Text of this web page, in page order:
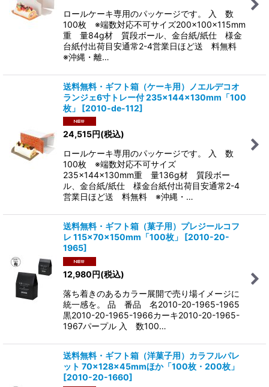
ロールケーキ専用のパッケージです。 入 数
100枚 ※端数対応不可サイズ200×100×115mm
重 量84g材 質段ボール、金台紙/紙仕 様金
台紙付出荷目安通常2-4営業日ほど送 料無料
※沖縄・離…
送料無料・ギフト箱（ケーキ用）ノエルデコオ
ランジェ6寸トレー付 235×144×130mm「100
枚」
[2010-de-112]
24,515円(税込)
ロールケーキ専用のパッケージです。 入 数
100枚 ※端数対応不可サイズ
235×144×130mm重 量136g材 質段ボー
ル、金台紙/紙仕 様金台紙付出荷目安通常2-4
営業日ほど送 料無料 ※沖縄・…
送料無料・ギフト箱（菓子用）プレジールコフ
レ 115×70×150mm「100枚」
[2010-20-
1965]
12,980円(税込)
落ち着きのあるカラー展開で売り場イメージに
統一感を。 品 番品 名2010-20-1965-1965
黒2010-20-1965-1966カーキ2010-20-1965-
1967パープル 入 数100…
送料無料・ギフト箱（洋菓子用）カラフルパレ
ット 70×128×45mmほか「100枚・200枚」
[2010-20-1660]